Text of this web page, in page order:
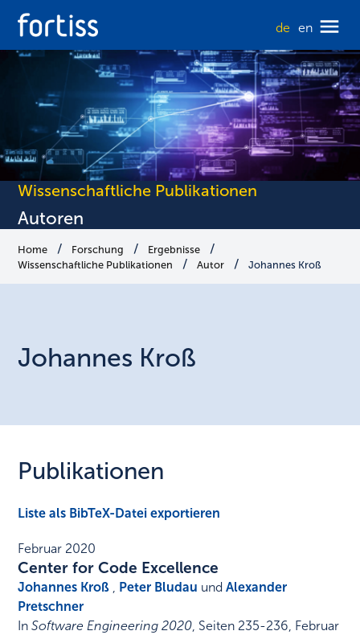
de en
Wissenschaftliche Publikationen
Autoren
Home Forschung
Ergebnisse
Wissenschaftliche Publikationen
Autor Johannes Kroß
Johannes Kroß
Publikationen
Liste als BibTeX-Datei exportieren
Februar 2020
Center for Code Excellence
Johannes Kroß , Peter Bludau undAlexander
Pretschner
InSoftware Engineering 2020, Seiten 235-236, Februar